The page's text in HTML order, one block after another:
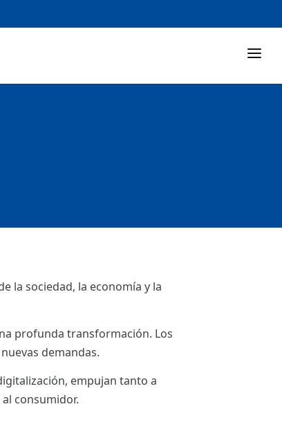
la sociedad, la economía y la
profunda transformación. Los
demandas.
empujan tanto a
consumidor.